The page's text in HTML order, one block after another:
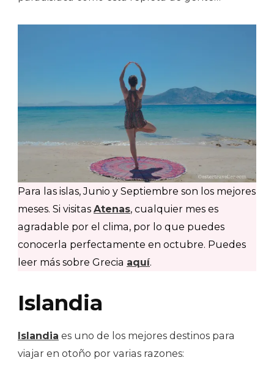
Para las islas, Junio y Septiembre son los mejores
meses. Si visitas Atenas, cualquier mes es
agradable por el clima, por lo que puedes
conocerla perfectamente en octubre. Puedes
leer más sobre Grecia aquí.
Islandia
Islandia es uno de los mejores destinos para
viajar en otoño por varias razones: